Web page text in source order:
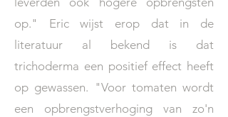
op." Eric wijst erop dat in de
literatuur al bekend is dat
trichoderma een positief effect heeft
op gewassen. "Voor tomaten wordt
een opbrengstverhoging van zo'n